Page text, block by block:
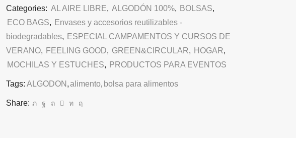
Categories: AL AIRE LIBRE, ALGODÓN 100%, BOLSAS,
ECO BAGS, Envases y accesorios reutilizables -
biodegradables, ESPECIAL CAMPAMENTOS Y CURSOS DE
VERANO, FEELING GOOD, GREEN&CIRCULAR, HOGAR,
MOCHILAS Y ESTUCHES, PRODUCTOS PARA EVENTOS
Tags: ALGODON ,alimento, bolsa para alimentos
Share: